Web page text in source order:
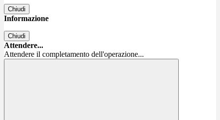
Chiudi
Informazione
Chiudi
Attendere...
Attendere il completamento dell'operazione...